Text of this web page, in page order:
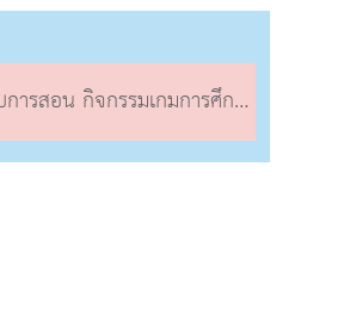
รสอน กิจกรรมเกมการศึกษา